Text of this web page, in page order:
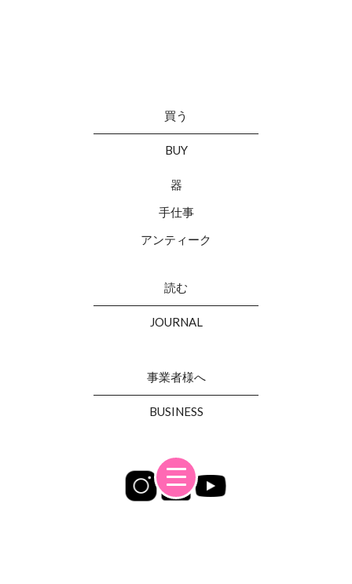
買う
BUY
器
手仕事
アンティーク
読む
JOURNAL
事業者様へ
BUSINESS